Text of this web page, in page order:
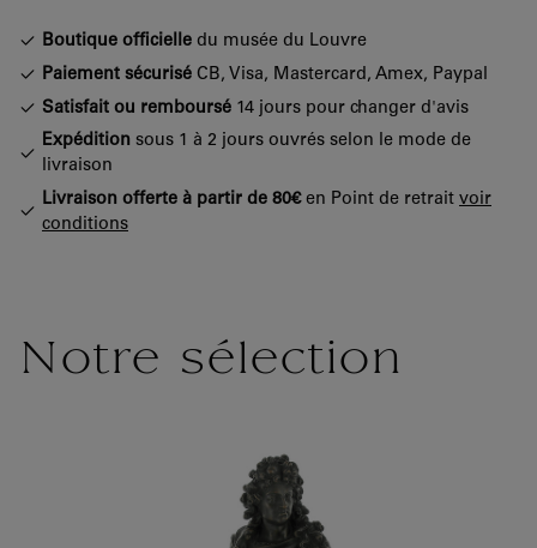
Boutique officielle du musée du Louvre
Paiement sécurisé CB, Visa, Mastercard, Amex, Paypal
Satisfait ou remboursé 14 jours pour changer d'avis
Expédition sous 1 à 2 jours ouvrés selon le mode de
livraison
Livraison offerte à partir de 80€en Point de retrait voir
conditions
Notre sélection